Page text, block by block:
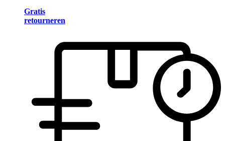
Gratis
retourneren